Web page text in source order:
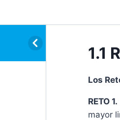
1.1
Los
RETO 1.
mayor